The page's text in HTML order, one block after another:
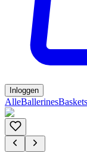
Inloggen
AlleBallerinesBaskets